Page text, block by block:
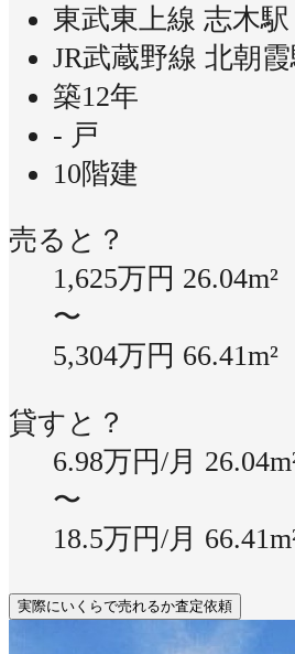
東武東上線 志木
JR武蔵野線 北朝
築12年
- 戸
10階建
売ると？
1,625万円 26.04m²
〜
5,304万円 66.41m²
貸すと？
6.98万円/月
〜
18.5万円/月
実際にいくらで売れるか査定依頼